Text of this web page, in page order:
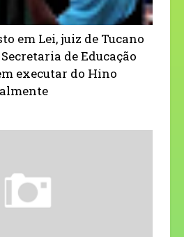
em Lei, juiz de Tucano
de Educação
executar do Hino